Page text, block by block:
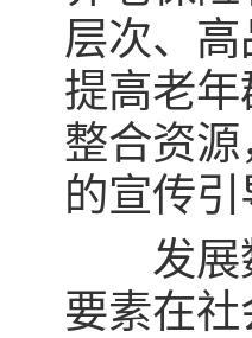
层次、
提高老
整合资
的宣传
发展数
要素在